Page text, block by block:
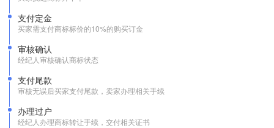
支付定金
买家需支付商标标价的10%的购买订金
审核确认
经纪人审核确认商标状态
支付尾款
审核无误后买家支付尾款，卖家办理相关手续
办理过户
经纪人办理商标转让手续，交付相关证书